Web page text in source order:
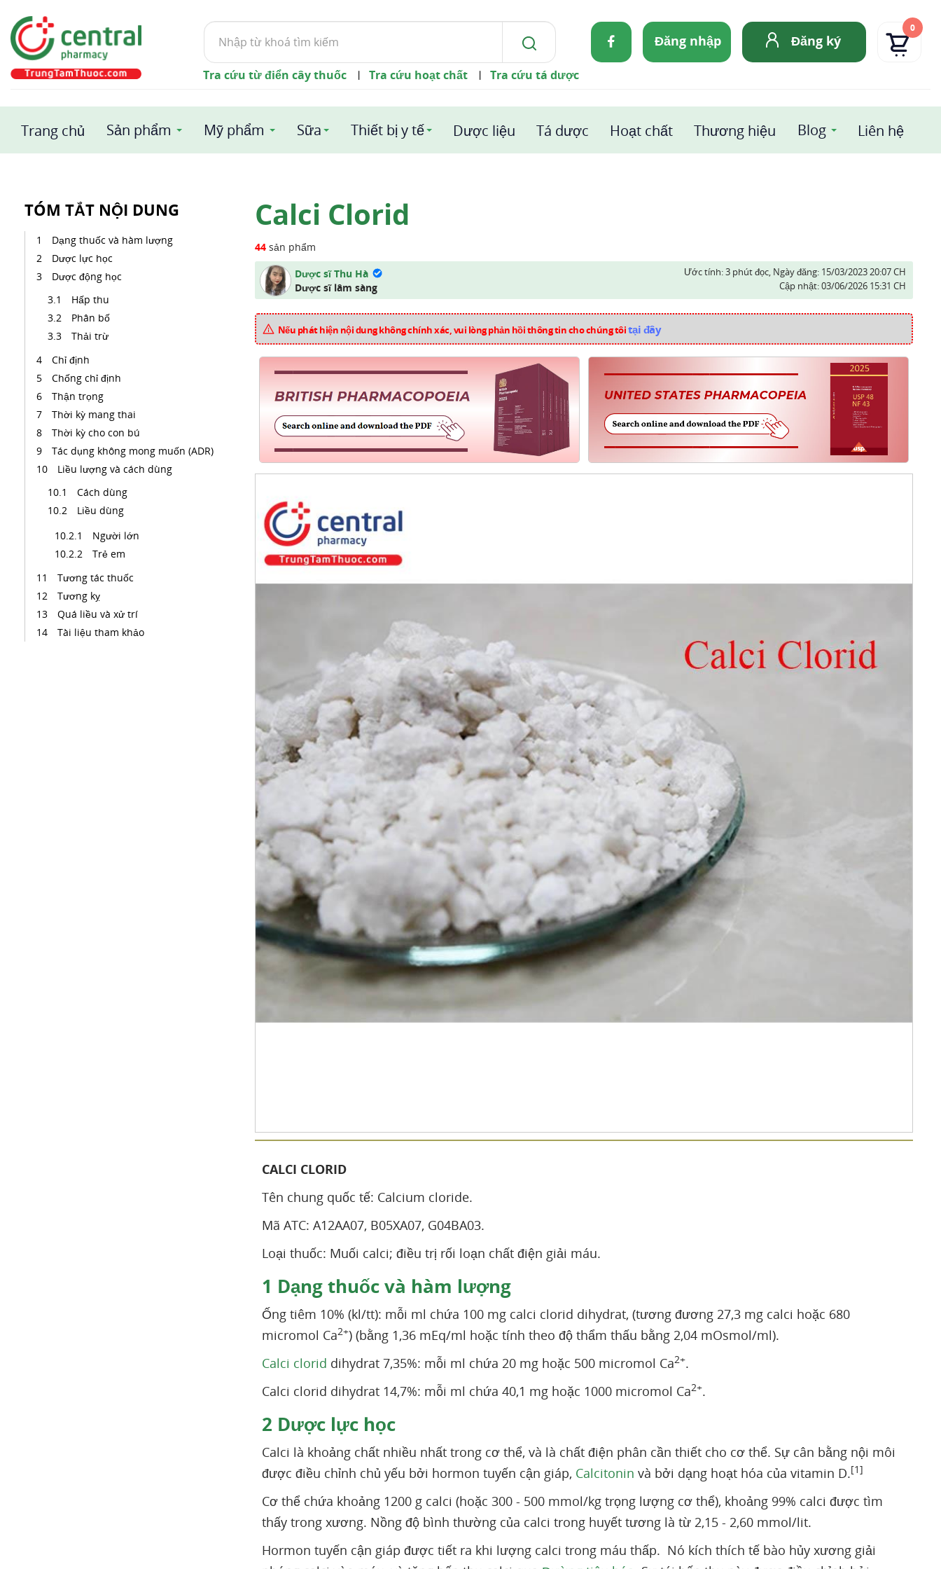
Tìm
kiếm
Đăng nhập Đăng ký
0
Tra cứu từ điển cây thuốc | Tra cứu hoạt chất | Tra cứu tá dược
Trang chủ Sản phẩm Mỹ phẩm Sữa Thiết bị y tế Dược liệu Tá dược Hoạt chất Thương hiệu Blog Liên hệ
TÓM TẮT NỘI DUNG
Dạng thuốc và hàm lượng
Dược lực học
Dược động học
Hấp thu
Phân bố
Thải trừ
Chỉ định
Chống chỉ định
Thận trọng
Thời kỳ mang thai
Thời kỳ cho con bú
Tác dụng không mong muốn (ADR)
Liều lượng và cách dùng
Cách dùng
Liều dùng
Người lớn
Trẻ em
Tương tác thuốc
Tương kỵ
Quá liều và xử trí
Tài liệu tham khảo
Calci Clorid
44sản phẩm
Dược sĩ Thu Hà
Dược sĩ lâm sàng
Ước tính: 3 phút đọc, Ngày đăng: 15/03/2023 20:07 CH
Cập nhật:03/06/2026 15:31 CH
Nếu phát hiện nội dung không chính xác, vui lòng phản hồi thông tin cho chúng tôitại đây
CALCI CLORID
Tên chung quốc tế: Calcium cloride.
Mã ATC: A12AA07, B05XA07, G04BA03.
Loại thuốc: Muối calci; điều trị rối loạn chất điện giải máu.
1 Dạng thuốc và hàm lượng
Ống tiêm 10% (kl/tt): mỗi ml chứa 100 mg calci clorid dihydrat, (tương đương 27,3 mg calci hoặc 680
micromol Ca2+) (bằng 1,36 mEq/ml hoặc tính theo độ thẩm thấu bằng 2,04 mOsmol/ml).
Calci clorid dihydrat 7,35%: mỗi ml chứa 20 mg hoặc 500 micromol Ca2+.
Calci clorid dihydrat 14,7%: mỗi ml chứa 40,1 mg hoặc 1000 micromol Ca2+.
2 Dược lực học
Calci là khoảng chất nhiều nhất trong cơ thể, và là chất điện phân cần thiết cho cơ thể. Sự cân bằng nội môi
được điều chỉnh chủ yếu bởi hormon tuyến cận giáp, Calcitonin và bởi dạng hoạt hóa của vitamin D.[1]
Cơ thể chứa khoảng 1200 g calci (hoặc 300 - 500 mmol/kg trọng lượng cơ thể), khoảng 99% calci được tìm
thấy trong xương. Nồng độ bình thường của calci trong huyết tương là từ 2,15 - 2,60 mmol/lit.
Hormon tuyến cận giáp được tiết ra khi lượng calci trong máu thấp. Nó kích thích tế bào hủy xương giải